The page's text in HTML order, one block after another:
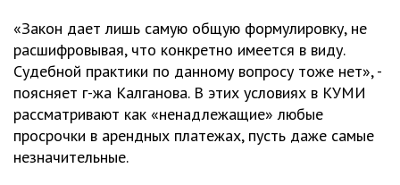
«Закон дает лишь самую общую формулировку, не
расшифровывая, что конкретно имеется в виду.
Судебной практики по данному вопросу тоже нет», -
поясняет г-жа Калганова. В этих условиях в КУМИ
рассматривают как «ненадлежащие» любые
просрочки в арендных платежах, пусть даже самые
незначительные.